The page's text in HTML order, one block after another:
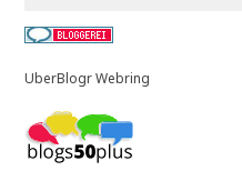
UberBlogr Webring